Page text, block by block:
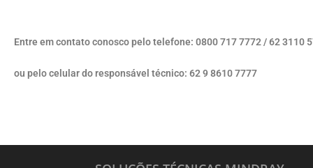
Entre em contato conosco pelo telefone: 0800 717 7772 / 62 3110
ou pelo celular do responsável técnico: 62 9 8610 7777